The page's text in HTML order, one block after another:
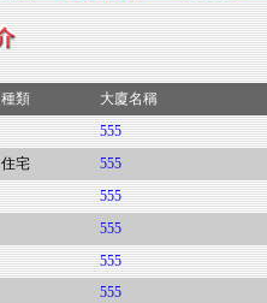
種類
大廈名稱
555
住宅
555
555
555
555
555